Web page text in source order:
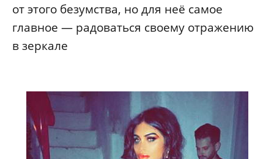
от этого безумства, но для неё самое
главное — радоваться своему отражению
в зеркале